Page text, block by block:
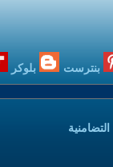
بنترست بلوكر